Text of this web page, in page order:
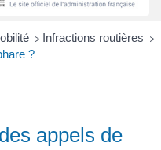
> Infractions routières >
?
appels de